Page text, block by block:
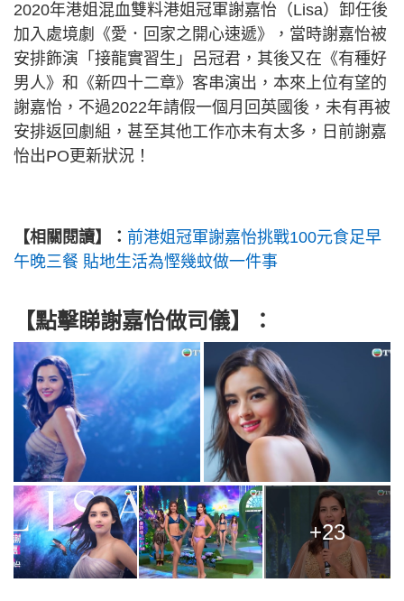
2020年港姐混血雙料港姐冠軍謝嘉怡（Lisa）卸任後
加入處境劇《愛．回家之開心速遞》，當時謝嘉怡被
安排飾演「接龍實習生」呂冠君，其後又在《有種好
男人》和《新四十二章》客串演出，本來上位有望的
謝嘉怡，不過2022年請假一個月回英國後，未有再被
安排返回劇組，甚至其他工作亦未有太多，日前謝嘉
怡出PO更新狀況！
【相關閱讀】： 前港姐冠軍謝嘉怡挑戰100元食足早
午晚三餐 貼地生活為慳幾蚊做一件事
【點擊睇謝嘉怡做司儀】：
+23